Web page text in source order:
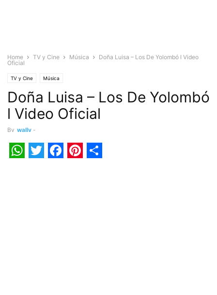
Home TV y Cine Música
Doña Luisa – Los De Yolombó l Video
Oficial
TV y Cine Música
Doña Luisa – Los De Yolombó
l Video Oficial
By wally -